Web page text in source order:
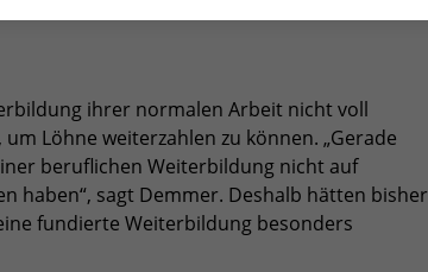
ihrer normalen Arbeit nicht voll
Löhne weiterzahlen zu können. „Gerade
beruflichen Weiterbildung nicht auf
haben“, sagt Demmer. Deshalb hätten bisher
fundierte Weiterbildung besonders